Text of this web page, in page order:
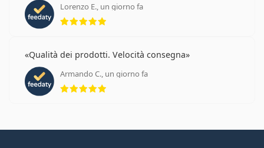
Lorenzo E., un giorno fa
valutazione 5 di 5
Qualità dei prodotti. Velocità consegna
Armando C., un giorno fa
valutazione 5 di 5